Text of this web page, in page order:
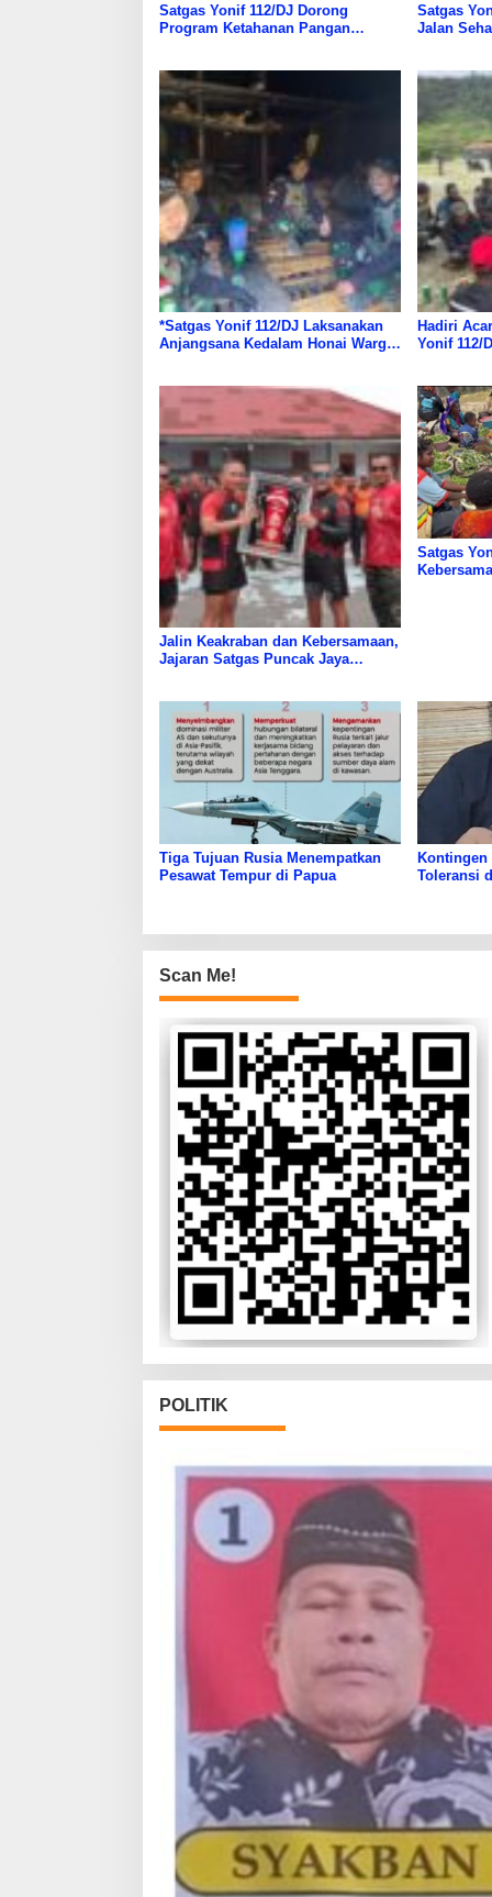
Satgas Yonif 112/DJ Dorong
Program Ketahanan Pangan
Satgas
Jalan
*Satgas Yonif 112/DJ Laksanakan
Anjangsana Kedalam Honai Warga
Hadiri
Yonif 112/
Jalin Keakraban dan Kebersamaan,
Jajaran Satgas Puncak Jaya
Satgas
Tiga Tujuan Rusia Menempatkan
Pesawat Tempur di Papua
Kontingen
Toleransi
Scan Me!
POLITIK